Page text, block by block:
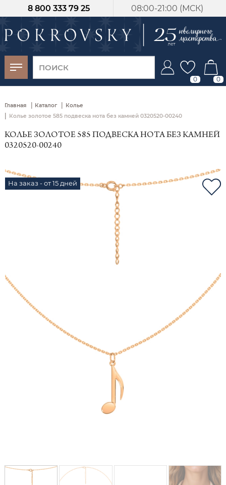
08:00-21:00 (МСК)
8 800 333 79 25
0 0
Главная | Каталог | Колье
| Колье золотое 585 подвеска нота без камней 0320520-00240
КОЛЬЕ ЗОЛОТОЕ 585 ПОДВЕСКА НОТА БЕЗ КАМНЕЙ
0320520-00240
На заказ - от 15 дней
-30%
от 15 дней с
момента оплаты